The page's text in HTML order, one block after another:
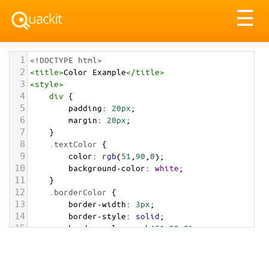
☰
1 <!DOCTYPE html>
2 <title>Color Example</title>
3 <style>
4 div {
5 padding: 20px;
6 margin: 20px;
7 }
8 .textColor {
9 color: rgb(51 90 0);
10 background-color: white;
11 }
12 .borderColor {
13 border-width: 3px;
14 border-style: solid;
15 border-color: rgb(51,90,0);